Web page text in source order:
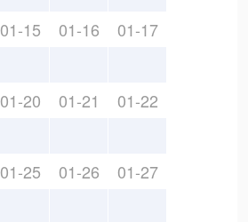
01-15 01-16 01-17
01-20 01-21 01-22
01-25 01-26 01-27